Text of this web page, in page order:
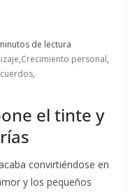
de lectura
,Crecimiento personal,
,
el tinte y
convirtiéndose en
y los pequeños